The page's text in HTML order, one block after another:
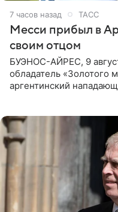
7 часов назад ТАСС
Месси прибыл в
своим отцом
БУЭНОС-АЙРЕС, 9
обладатель «Золотого
аргентинский